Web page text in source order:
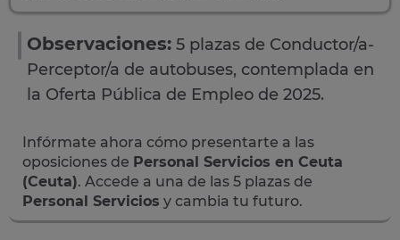
Observaciones: 5 plazas de Conductor/a-
Perceptor/a de autobuses, contemplada en
la Oferta Pública de Empleo de 2025.
Infórmate ahora cómo presentarte a las
oposiciones de Personal Servicios en Ceuta
(Ceuta). Accede a una de las 5 plazas de
Personal Servicios y cambia tu futuro.